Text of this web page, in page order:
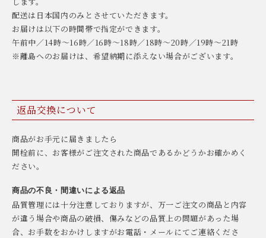
配送は日本国内のみとさせていただきます。
お届けは以下の時間帯で指定ができます。
午前中／14時〜16時／16時〜18時／18時〜20時／19時〜21時
※離島へのお届けは、希望納期に添えない場合がございます。
返品交換について
商品がお手元に届きましたら
開栓前に、お客様がご注文された商品であるかどうかお確かめく
ださい。
商品の不良・間違いによる返品
品質管理には十分注意しておりますが、万一ご注文の商品と内容
が違う場合や商品の破損、傷みなどの品質上の問題があった場
合、お手数をおかけしますがお電話・メールにてご連絡くださ